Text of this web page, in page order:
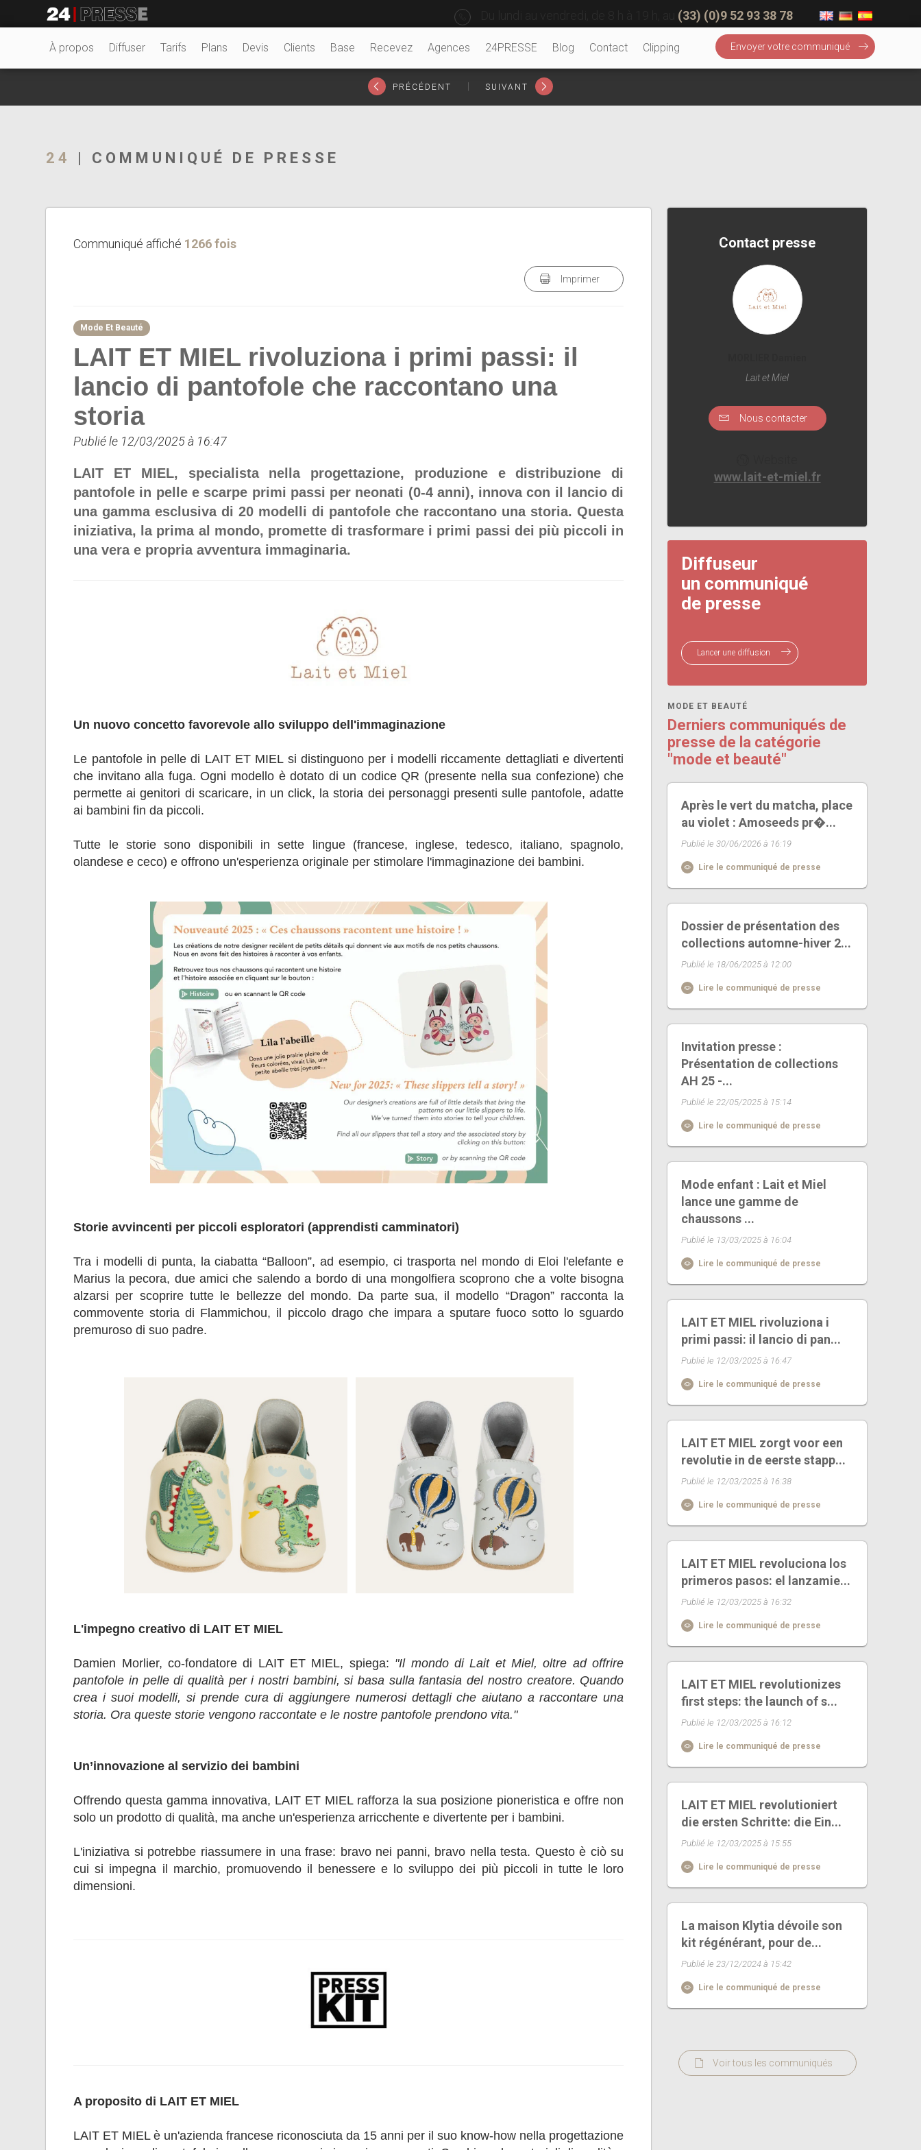
24Presse -
(33) (0)9 52 93 38 78
À propos Diffuser Tarifs Plans Devis Clients Base Recevez Agences 24PRESSE Blog Contact Clipping Envoyer votre communiqué
PRÉCÉDENT SUIVANT
24 | COMMUNIQUÉ DE PRESSE
Communiqué affiché 1266 fois
Imprimer
Mode Et Beauté
LAIT ET MIEL rivoluziona i primi passi: il
lancio di pantofole che raccontano una
storia
Publié le 12/03/2025 à 16:47
LAIT ET MIEL, specialista nella progettazione, produzione e distribuzione di
pantofole in pelle e scarpe primi passi per neonati (0-4 anni), innova con il lancio di
una gamma esclusiva di 20 modelli di pantofole che raccontano una storia. Questa
iniziativa, la prima al mondo, promette di trasformare i primi passi dei più piccoli in
una vera e propria avventura immaginaria.
Un nuovo concetto favorevole allo sviluppo dell'immaginazione
Le pantofole in pelle di LAIT ET MIEL si distinguono per i modelli riccamente dettagliati e divertenti
che invitano alla fuga. Ogni modello è dotato di un codice QR (presente nella sua confezione) che
permette ai genitori di scaricare, in un click, la storia dei personaggi presenti sulle pantofole, adatte
ai bambini fin da piccoli.
Tutte le storie sono disponibili in sette lingue (francese, inglese, tedesco, italiano, spagnolo,
olandese e ceco) e offrono un'esperienza originale per stimolare l'immaginazione dei bambini.
Storie avvincenti per piccoli esploratori (apprendisti camminatori)
Tra i modelli di punta, la ciabatta “Balloon”, ad esempio, ci trasporta nel mondo di Eloi l'elefante e
Marius la pecora, due amici che salendo a bordo di una mongolfiera scoprono che a volte bisogna
alzarsi per scoprire tutte le bellezze del mondo. Da parte sua, il modello “Dragon” racconta la
commovente storia di Flammichou, il piccolo drago che impara a sputare fuoco sotto lo sguardo
premuroso di suo padre.
L'impegno creativo di LAIT ET MIEL
Damien Morlier, co-fondatore di LAIT ET MIEL, spiega: "Il mondo di Lait et Miel, oltre ad offrire
pantofole in pelle di qualità per i nostri bambini, si basa sulla fantasia del nostro creatore. Quando
crea i suoi modelli, si prende cura di aggiungere numerosi dettagli che aiutano a raccontare una
storia. Ora queste storie vengono raccontate e le nostre pantofole prendono vita."
Un’innovazione al servizio dei bambini
Offrendo questa gamma innovativa, LAIT ET MIEL rafforza la sua posizione pioneristica e offre non
solo un prodotto di qualità, ma anche un'esperienza arricchente e divertente per i bambini.
L'iniziativa si potrebbe riassumere in una frase: bravo nei panni, bravo nella testa. Questo è ciò su
cui si impegna il marchio, promuovendo il benessere e lo sviluppo dei più piccoli in tutte le loro
dimensioni.
A proposito di LAIT ET MIEL
LAIT ET MIEL è un'azienda francese riconosciuta da 15 anni per il suo know-how nella progettazione
Contact presse
Lait et Miel
Nous contacter
www.lait-et-miel.fr
Diffuseur
un communiqué
de presse
Lancer une diffusion
MODE ET BEAUTÉ
Derniers communiqués de
presse de la catégorie
"mode et beauté"
Après le vert du matcha, place
au violet : Amoseeds pr�...
Publié le 30/06/2026 à 16:19
Lire le communiqué de presse
Dossier de présentation des
collections automne-hiver 2...
Publié le 18/06/2025 à 12:00
Lire le communiqué de presse
Invitation presse :
Présentation de collections
AH 25 -...
Publié le 22/05/2025 à 15:14
Lire le communiqué de presse
Mode enfant : Lait et Miel
lance une gamme de
chaussons ...
Publié le 13/03/2025 à 16:04
Lire le communiqué de presse
LAIT ET MIEL rivoluziona i
primi passi: il lancio di pan...
Publié le 12/03/2025 à 16:47
Lire le communiqué de presse
LAIT ET MIEL zorgt voor een
revolutie in de eerste stapp...
Publié le 12/03/2025 à 16:38
Lire le communiqué de presse
LAIT ET MIEL revoluciona los
primeros pasos: el lanzamie...
Publié le 12/03/2025 à 16:32
Lire le communiqué de presse
LAIT ET MIEL revolutionizes
first steps: the launch of s...
Publié le 12/03/2025 à 16:12
Lire le communiqué de presse
LAIT ET MIEL revolutioniert
die ersten Schritte: die Ein...
Publié le 12/03/2025 à 15:55
Lire le communiqué de presse
La maison Klytia dévoile son
kit régénérant, pour de...
Publié le 23/12/2024 à 15:42
Lire le communiqué de presse
Voir tous les communiqués